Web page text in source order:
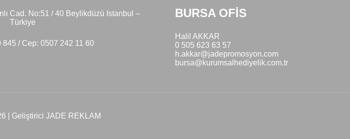
Cad. No:51 / 40 Beylikdüzü Istanbul –
Türkiye
845 / Cep: 0507 242 11 60
BURSA OFİS
Halil AKKAR
0 505 623 63 57
h.akkar@jadepromosyon.com
bursa@kurumsalhediyelik.com.tr
| Geliştirici JADE REKLAM